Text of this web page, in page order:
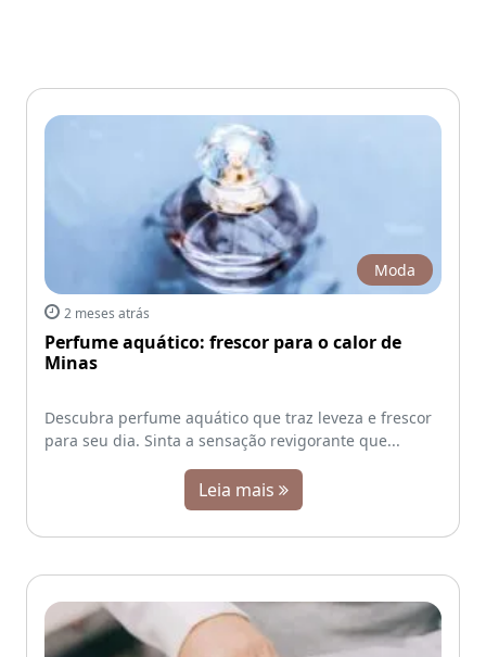
Moda
2 meses atrás
Perfume aquático: frescor para o calor de
Minas
Descubra perfume aquático que traz leveza e frescor
para seu dia. Sinta a sensação revigorante que...
Leia mais